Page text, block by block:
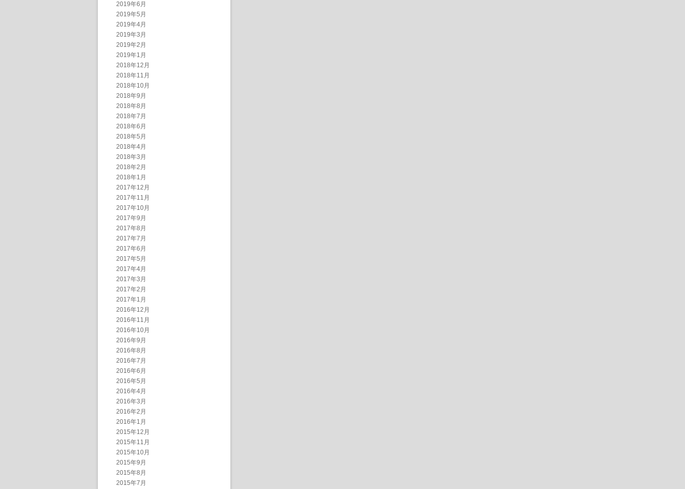
2019年6月
2019年5月
2019年4月
2019年3月
2019年2月
2019年1月
2018年12月
2018年11月
2018年10月
2018年9月
2018年8月
2018年7月
2018年6月
2018年5月
2018年4月
2018年3月
2018年2月
2018年1月
2017年12月
2017年11月
2017年10月
2017年9月
2017年8月
2017年7月
2017年6月
2017年5月
2017年4月
2017年3月
2017年2月
2017年1月
2016年12月
2016年11月
2016年10月
2016年9月
2016年8月
2016年7月
2016年6月
2016年5月
2016年4月
2016年3月
2016年2月
2016年1月
2015年12月
2015年11月
2015年10月
2015年9月
2015年8月
2015年7月